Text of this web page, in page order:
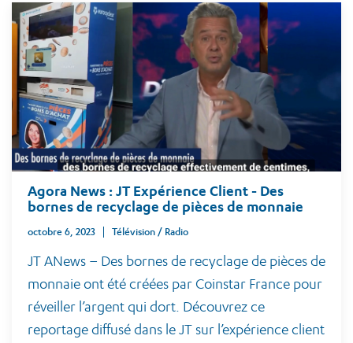
Agora News : JT Expérience Client - Des
bornes de recyclage de pièces de monnaie
octobre 6, 2023 Télévision / Radio
JT ANews – Des bornes de recyclage de pièces de
monnaie ont été créées par Coinstar France pour
réveiller l’argent qui dort. Découvrez ce
reportage diffusé dans le JT sur l’expérience client